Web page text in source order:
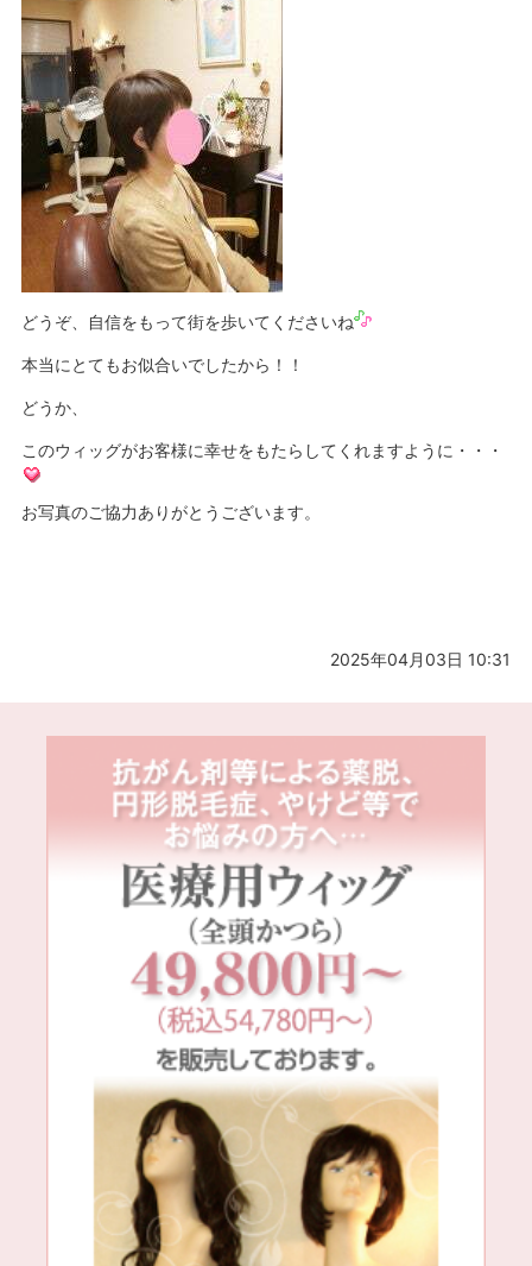
どうぞ、自信をもって街を歩いてくださいね
本当にとてもお似合いでしたから！！
どうか、
このウィッグがお客様に幸せをもたらしてくれますように・・・
お写真のご協力ありがとうございます。
2025年04月03日 10:31